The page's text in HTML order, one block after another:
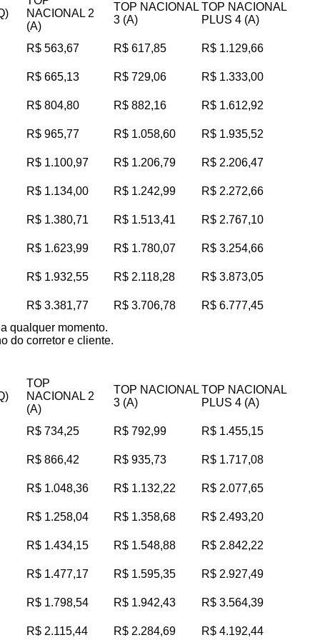
NACIONAL 2
(A)
TOP NACIONAL
3 (A)
TOP NACIONAL
PLUS 4 (A)
R$ 563,67 R$ 617,85 R$ 1.129,66
R$ 665,13 R$ 729,06 R$ 1.333,00
R$ 804,80 R$ 882,16 R$ 1.612,92
R$ 965,77 R$ 1.058,60 R$ 1.935,52
R$ 1.100,97 R$ 1.206,79 R$ 2.206,47
R$ 1.134,00 R$ 1.242,99 R$ 2.272,66
R$ 1.380,71 R$ 1.513,41 R$ 2.767,10
R$ 1.623,99 R$ 1.780,07 R$ 3.254,66
R$ 1.932,55 R$ 2.118,28 R$ 3.873,05
R$ 3.381,77 R$ 3.706,78
R$ 6.777,45
qualquer momento.
do corretor e cliente.
TOP
NACIONAL 2
(A)
TOP NACIONAL
3 (A)
TOP NACIONAL
PLUS 4 (A)
R$ 734,25 R$ 792,99 R$ 1.455,15
R$ 866,42 R$ 935,73 R$ 1.717,08
R$ 1.048,36 R$ 1.132,22 R$ 2.077,65
R$ 1.258,04 R$ 1.358,68 R$ 2.493,20
R$ 1.434,15 R$ 1.548,88 R$ 2.842,22
R$ 1.477,17 R$ 1.595,35 R$ 2.927,49
R$ 1.798,54 R$ 1.942,43 R$ 3.564,39
R$ 2.115,44 R$ 2.284,69 R$ 4.192,44